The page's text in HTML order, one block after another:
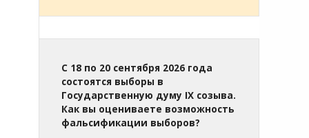
С 18 по 20 сентября 2026 года
состоятся выборы в
Государственную думу IX созыва.
Как вы оцениваете возможность
фальсификации выборов?